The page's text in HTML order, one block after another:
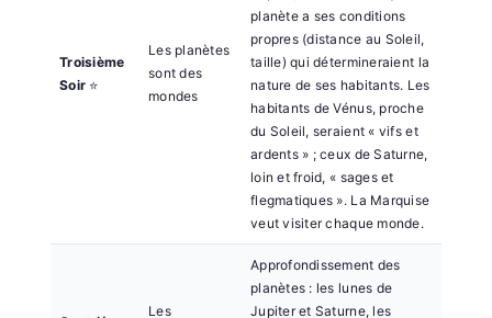
Troisième
Soir ⭐
Les planètes
sont des
mondes
planète a ses conditions
propres (distance au Soleil,
taille) qui détermineraient la
nature de ses habitants. Les
habitants de Vénus, proche
du Soleil, seraient « vifs et
ardents » ; ceux de Saturne,
loin et froid, « sages et
flegmatiques ». La Marquise
veut visiter chaque monde.
Les
Approfondissement des
planètes : les lunes de
Jupiter et Saturne, les